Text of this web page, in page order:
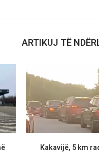
ARTIKUJ TË
Kakavijë, 5 km